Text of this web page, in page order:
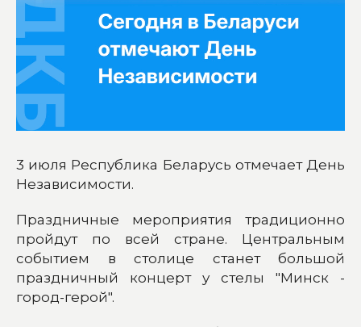
3 июля Республика Беларусь отмечает День
Независимости.
Праздничные мероприятия традиционно
пройдут по всей стране. Центральным
событием в столице станет большой
праздничный концерт у стелы "Минск -
город-герой".